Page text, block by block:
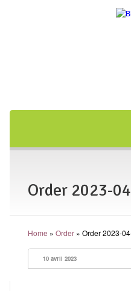
Shiatsu
L’art japonais
Séances
En entreprise
Order 2023-
Home » Order» Order 2023-
10 avril 2023